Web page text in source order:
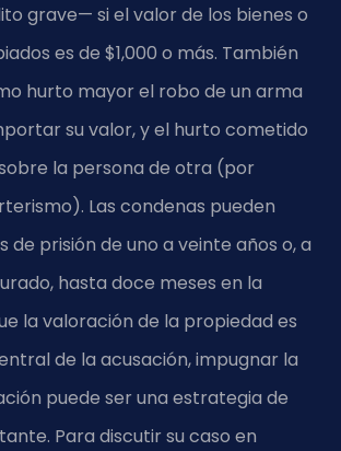
grave— si el valor de los bienes o
es de $1,000 o más. También
hurto mayor el robo de un arma
su valor, y el hurto cometido
la persona de otra (por
Las condenas pueden
prisión de uno a veinte años o, a
hasta doce meses en la
la valoración de la propiedad es
de la acusación, impugnar la
puede ser una estrategia de
Para discutir su caso en